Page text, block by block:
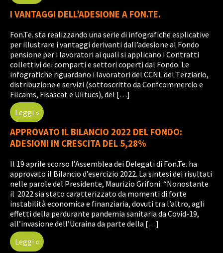
I VANTAGGI DELL’ADESIONE A FON.TE.
Fon.Te. sta realizzando una serie di infografiche esplicative
per illustrare i vantaggi derivanti dall’adesione al Fondo
pensione per i lavoratori ai quali si applicano i Contratti
collettivi dei comparti e settori coperti dal Fondo. Le
infografiche riguardano i lavoratori del CCNL del Terziario,
distribuzione e servizi (sottoscritto da Confcommercio e
Filcams, Fisascat e Uiltucs), del […]
Leggi »
APPROVATO IL BILANCIO 2022 DEL FONDO:
ADESIONI IN CRESCITA DEL 5,28%
Il 19 aprile scorso l’Assemblea dei Delegati di Fon.Te. ha
approvato il Bilancio d’esercizio 2022. La sintesi dei risultati
nelle parole del Presidente, Maurizio Grifoni: “Nonostante
il 2022 sia stato caratterizzato da momenti di forte
instabilità economica e finanziaria, dovuti tra l’altro, agli
effetti della perdurante pandemia sanitaria da Covid-19,
all’invasione dell’Ucraina da parte della […]
Leggi »